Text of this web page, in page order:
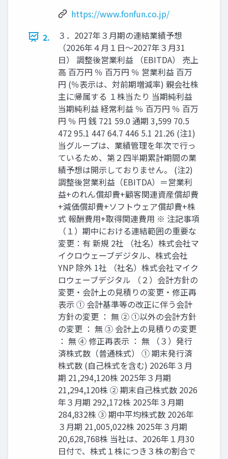
https://www.fonfun.co.jp/
2.
３．2027年３月期の連結業績予想
（2026年４月１日～2027年３月31
日） 調整後営業利益 （EBITDA） 売上
高 百万円 ％ 百万円 ％ 営業利益 百万
円 (％表示は、対前期増減率) 親会社株
主に帰属する １株当たり 当期純利益
当期純利益 経常利益 ％ 百万円 ％ 百万
円 ％ 円 銭 721 59.0 通期 3,599 70.5
472 95.1 447 64.7 446 5.1 21.26 (注1)
当グループは、業績管理を年次で行っ
ているため、第２四半期累計期間の業
績予想は開示しておりません。 (注2)
調整後営業利益（EBITDA）＝営業利
益+のれん償却費+顧客関連資産償却費
+減価償却費+ソフトウェア償却費+株
式 報酬費用+取得関連費用 ※ 注記事項
（１）期中における連結範囲の重要な
変更：有 新規 2社 （社名）株式会社マ
イクロウェーブデジタル、株式会社
YNP 除外 1社 （社名）株式会社マイク
ロウェーブデジタル （２）会計方針の
変更・会計上の見積りの変更・修正再
表示 ① 会計基準等の改正に伴う会計
方針の変更 ： 無 ② ①以外の会計方針
の変更 ： 無 ③ 会計上の見積りの変更
： 無 ④ 修正再表示 ： 無 （３）発行
済株式数（普通株式） ① 期末発行済
株式数 (自己株式を含む) 2026年３月
期 21,294,120株 2025年３月期
21,294,120株 ② 期末自己株式数 2026
年３月期 292,172株 2025年３月期
284,832株 ③ 期中平均株式数 2026年
３月期 21,005,022株 2025年３月期
20,628,768株 当社は、2026年１月30
日付で、株式１株につき３株の割合で